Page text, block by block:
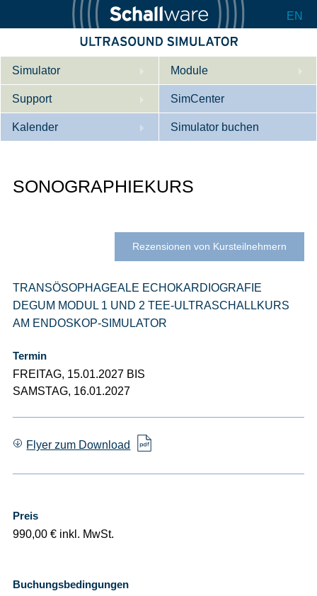
EN
Simulator
Beschreibung
Innere Medizin
Geburtshilfe / Gyn
Product Sheet
Module
Support
Wer wir sind
Downloads
SimCenter
Kalender
Referenzen
Simulator buchen
SONOGRAPHIEKURS
Rezensionen von Kursteilnehmern
TRANSÖSOPHAGEALE ECHOKARDIOGRAFIE
DEGUM MODUL 1 UND 2 TEE-ULTRASCHALLKURS
AM ENDOSKOP-SIMULATOR
Termin
FREITAG, 15.01.2027 BIS
SAMSTAG, 16.01.2027
Flyer zum Download
Preis
990,00 € inkl. MwSt.
Buchungsbedingungen